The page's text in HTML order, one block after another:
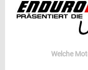
Welche